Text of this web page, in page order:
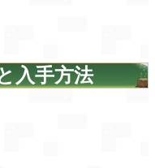
入手方法